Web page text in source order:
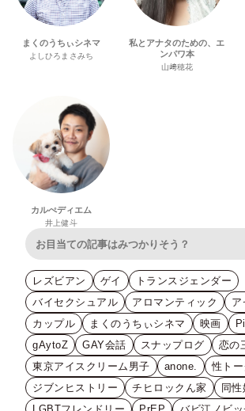
まくのうちぃシネマ
よしひろまさみち
私とアナタのための、エ
ンパワ本
山﨑穂花
カルぺディエム
井上健斗
レズビアン ゲイ
トランスジェンダー
バイセクシュアル
アロマンティック
ア
カップル
まくのうちぃシネマ 映画
gAytoZ
GAY会話 スナップログ
恋の
東京アイスクリーム男子
anone.
性トー
ジブンヒストリー
チヒロックん家 同性